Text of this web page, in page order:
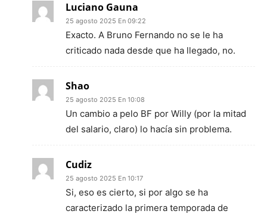
Luciano Gauna
25 agosto 2025 En 09:22
Exacto. A Bruno Fernando no se le ha
criticado nada desde que ha llegado, no.
Shao
25 agosto 2025 En 10:08
Un cambio a pelo BF por Willy (por la mitad
del salario, claro) lo hacía sin problema.
Cudiz
25 agosto 2025 En 10:17
Si, eso es cierto, si por algo se ha
caracterizado la primera temporada de